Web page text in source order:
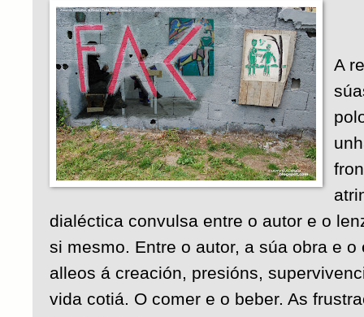
A
dialéctica convulsa entre o autor e o
si mesmo. Entre o autor, a súa obra e
alleos á creación, presións,
vida cotiá. O comer e o beber. As